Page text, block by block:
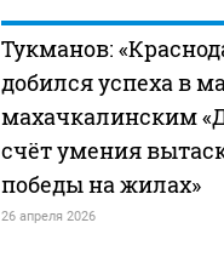
Тукманов:
добился успеха в
махачкалинским
счёт умения
победы на жилах»
26 апреля 2026